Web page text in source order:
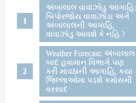
અંબાલાલ વાવાઝોડુ આગાહિ:
બિપોરજોય વાવાઝોડા અંગે
અંબાલાલની આગાહિ,
વાવાઝોડુ આવશે કે નહિ ?
Weather Forecast: અંબાલાલ
બાદ હવામાન વિભાગે પણ
કરી માવઠાની આગાહિ, કયા
જિલ્લાઓમા પડશે કમોસમી
વરસાદ